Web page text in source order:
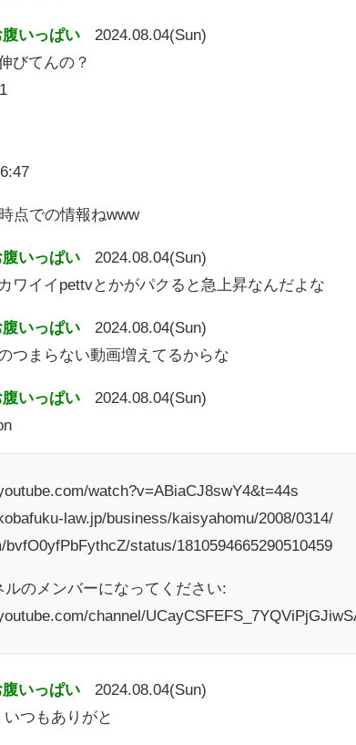
いっぱい
2024.08.04(Sun)
びてんの？
点での情報ねwww
いっぱい
2024.08.04(Sun)
ワイイpettvとかがパクると急上昇なんだよな
いっぱい
2024.08.04(Sun)
つまらない動画増えてるからな
いっぱい
2024.08.04(Sun)
watch?v=ABiaCJ8swY4&t=44s
law.jp/business/kaisyahomu/2008/0314/
status/1810594665290510459
ルのメンバーになってください:
channel/
いっぱい
2024.08.04(Sun)
つもありがと